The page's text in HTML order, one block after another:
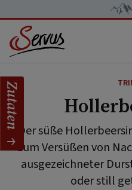
Der süße
zum Versüßen von
ausgezeichneter
oder still
Zutaten